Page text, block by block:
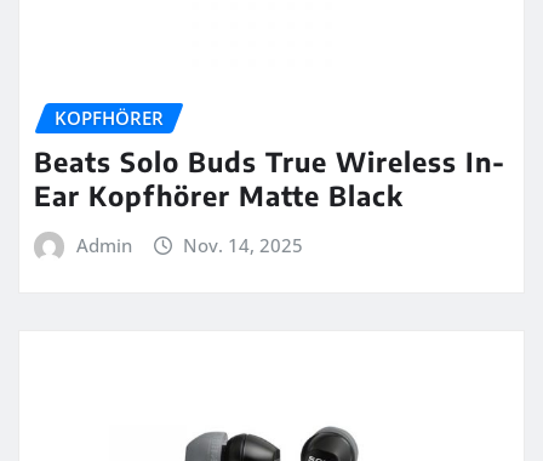
KOPFHÖRER
Beats Solo Buds True Wireless In-
Ear Kopfhörer Matte Black
Admin Nov. 14, 2025